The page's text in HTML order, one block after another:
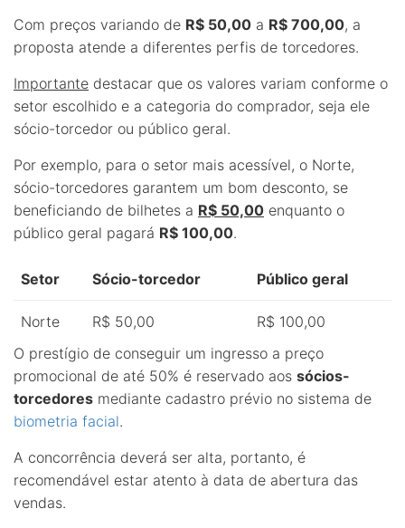
Com preços variando de R$ 50,00 a R$ 700,00, a
proposta atende a diferentes perfis de torcedores.
Importante destacar que os valores variam conforme o
setor escolhido e a categoria do comprador, seja ele
sócio-torcedor ou público geral.
Por exemplo, para o setor mais acessível, o Norte,
sócio-torcedores garantem um bom desconto, se
beneficiando de bilhetes a R$ 50,00 enquanto o
público geral pagará R$ 100,00.
Setor Sócio-torcedor Público geral
Norte R$ 50,00
R$ 100,00
O prestígio de conseguir um ingresso a preço
promocional de até 50% é reservado aos sócios-
torcedores mediante cadastro prévio no sistema de
biometria facial.
A concorrência deverá ser alta, portanto, é
recomendável estar atento à data de abertura das
vendas.